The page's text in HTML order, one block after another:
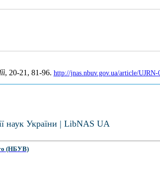
, 20-21, 81-96. http://jnas.nbuv.gov.ua/article/UJRN-
наук України | LibNAS UA
(НБУВ)